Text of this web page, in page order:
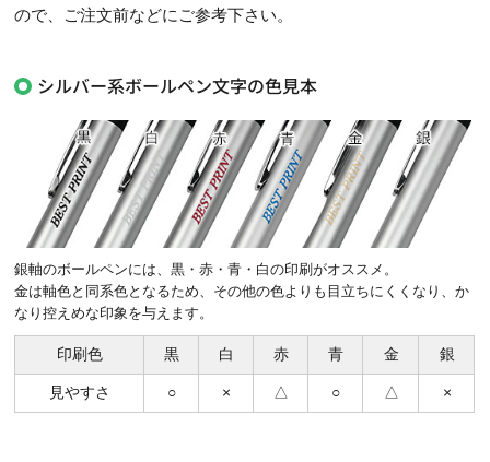
ので、ご注文前などにご参考下さい。
シルバー系ボールペン文字の色見本
銀軸のボールペンには、黒・赤・青・白の印刷がオススメ。
金は軸色と同系色となるため、その他の色よりも目立ちにくくなり、か
なり控えめな印象を与えます。
印刷色 黒 白 赤 青 金 銀
見やすさ ○ × △ ○ △ ×